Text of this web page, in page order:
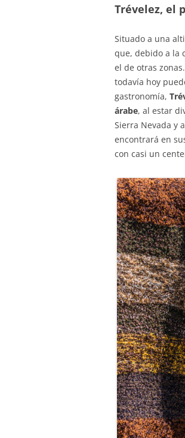
Trévelez, el
Situado a una
que, debido a la
el de otras
todavía hoy
gastronomía,
árabe, al estar
Sierra Nevada y
encontrará en
con casi un